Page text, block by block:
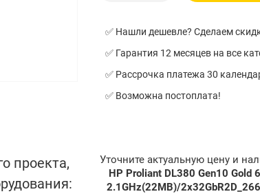
✅ Нашли дешевле? Сделаем
✅ Гарантия 12 месяцев на все
✅ Рассрочка платежа 30
✅ Возможна постоплата!
проекта,
Уточните актуальную цену и
HP Proliant DL380 Gen10 Gold
2.1GHz(22MB)/